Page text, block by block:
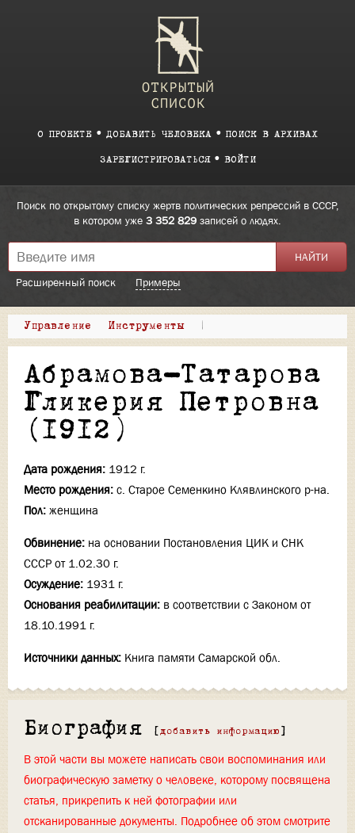
О ПРОЕКТЕ ДОБАВИТЬ ЧЕЛОВЕКА ПОИСК В АРХИВАХ
ЗАРЕГИСТРИРОВАТЬСЯ ВОЙТИ
Поиск по открытому списку жертв политических репрессий в СССР,
в котором уже 3 352 829 записей о людях.
Расширенный поиск Примеры
Управление Инструменты |
Абрамова-Татарова
Гликерия Петровна
(1912)
Дата рождения: 1912 г.
Место рождения: с. Старое Семенкино Клявлинского р-на.
Пол: женщина
Обвинение: на основании Постановления ЦИК и СНК
СССР от 1.02.30 г.
Осуждение: 1931 г.
Основания реабилитации: в соответствии с Законом от
18.10.1991 г.
Источники данных: Книга памяти Самарской обл.
Биография [ добавить информацию ]
В этой части вы можете написать свои воспоминания или
биографическую заметку о человеке, которому посвящена
статья, прикрепить к ней фотографии или
отсканированные документы. Подробнее об этом смотрите